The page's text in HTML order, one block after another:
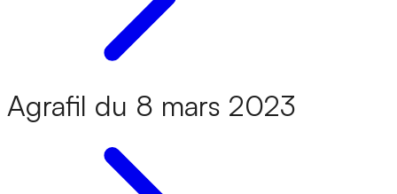
Agrafil du 8 mars 2023